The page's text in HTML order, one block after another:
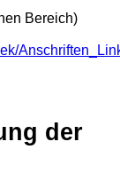
Bereich)
der